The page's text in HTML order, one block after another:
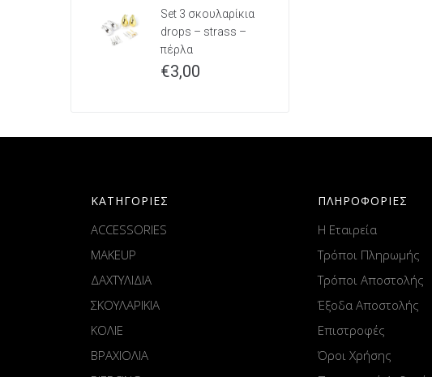
Set 3 σκουλαρίκια
drops – strass –
πέρλα
€3,00
ΚΑΤΗΓΟΡΙΕΣ
ACCESSORIES
MAKEUP
ΔΑΧΤΥΛΙΔΙΑ
ΣΚΟΥΛΑΡΙΚΙΑ
ΚΟΛΙΕ
ΒΡΑΧΙΟΛΙΑ
ΠΛΗΡΟΦΟΡΙΕΣ
Η Εταιρεία
Τρόποι Πληρωμής
Τρόποι Αποστολής
Έξοδα Αποστολής
Επιστροφές
Όροι Χρήσης